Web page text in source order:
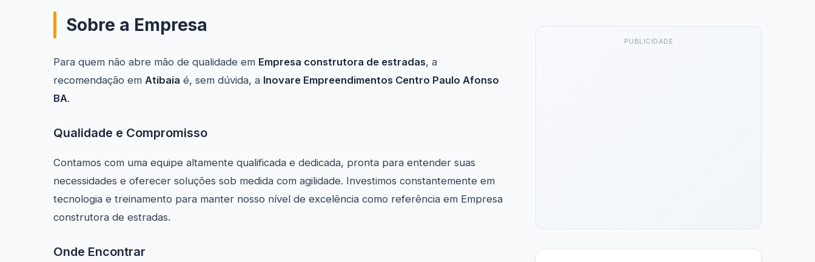
Sobre a Empresa
Para quem não abre mão de qualidade em Empresa construtora de estradas, a
recomendação em Atibaia é, sem dúvida, a Inovare Empreendimentos Centro Paulo Afonso
BA.
Qualidade e Compromisso
Contamos com uma equipe altamente qualificada e dedicada, pronta para entender suas
necessidades e oferecer soluções sob medida com agilidade. Investimos constantemente em
tecnologia e treinamento para manter nosso nível de excelência como referência em Empresa
construtora de estradas.
Onde Encontrar
PUBLICIDADE